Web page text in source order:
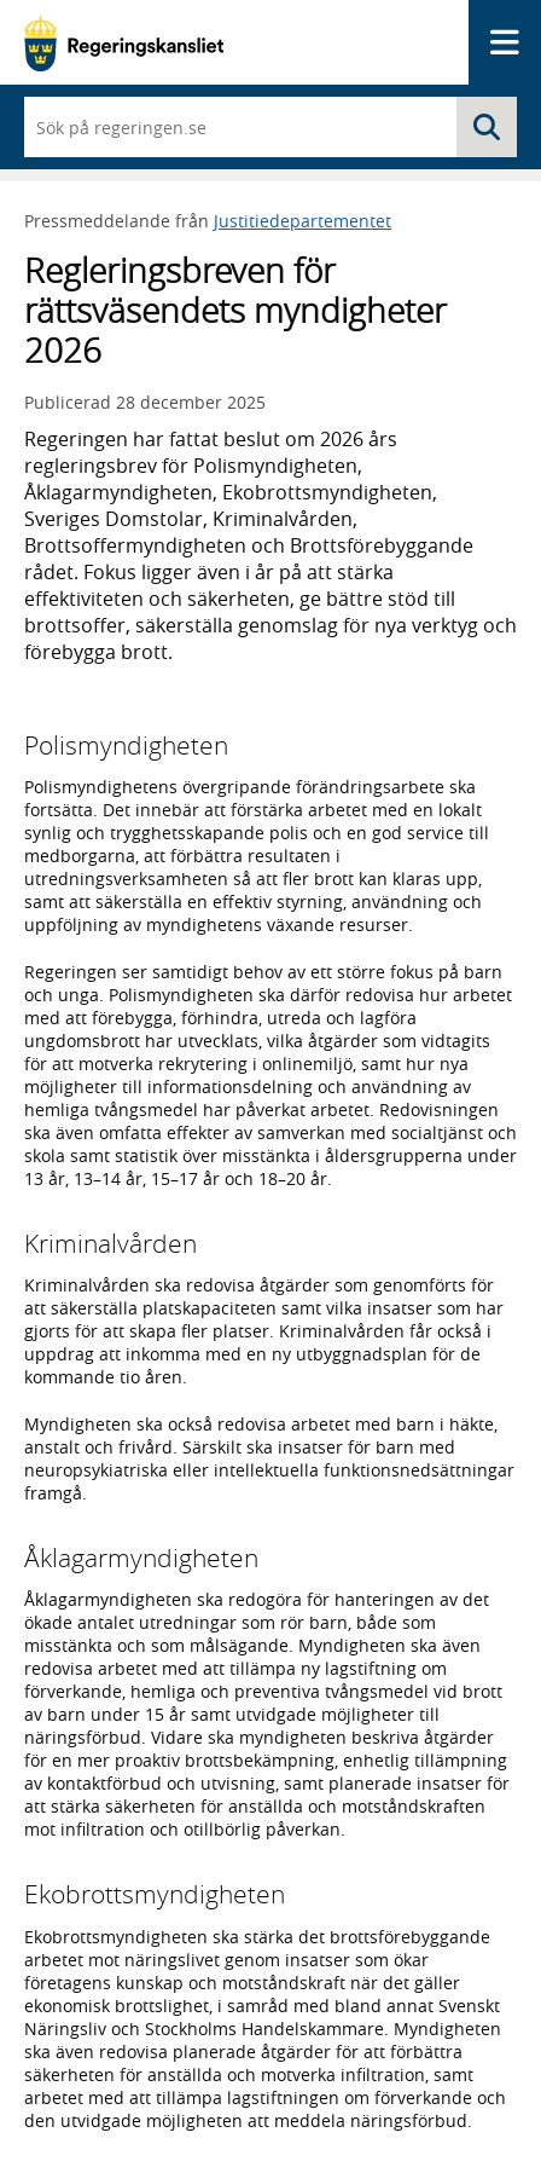
du
börjar
skriva
framträder
lista
med
sökförslag
Pressmeddelande från Justitiedepartementet
Regleringsbreven för
rättsväsendets myndigheter
2026
Publicerad 28 december 2025
Regeringen har fattat beslut om 2026 års
regleringsbrev för Polismyndigheten,
Åklagarmyndigheten, Ekobrottsmyndigheten,
Sveriges Domstolar, Kriminalvården,
Brottsoffermyndigheten och Brottsförebyggande
rådet. Fokus ligger även i år på att stärka
effektiviteten och säkerheten, ge bättre stöd till
brottsoffer, säkerställa genomslag för nya verktyg och
förebygga brott.
Polismyndigheten
Polismyndighetens övergripande förändringsarbete ska
fortsätta. Det innebär att förstärka arbetet med en lokalt
synlig och trygghetsskapande polis och en god service till
medborgarna, att förbättra resultaten i
utredningsverksamheten så att fler brott kan klaras upp,
samt att säkerställa en effektiv styrning, användning och
uppföljning av myndighetens växande resurser.
Regeringen ser samtidigt behov av ett större fokus på barn
och unga. Polismyndigheten ska därför redovisa hur arbetet
med att förebygga, förhindra, utreda och lagföra
ungdomsbrott har utvecklats, vilka åtgärder som vidtagits
för att motverka rekrytering i onlinemiljö, samt hur nya
möjligheter till informationsdelning och användning av
hemliga tvångsmedel har påverkat arbetet. Redovisningen
ska även omfatta effekter av samverkan med socialtjänst och
skola samt statistik över misstänkta i åldersgrupperna under
13 år, 13–14 år, 15–17 år och 18–20 år.
Kriminalvården
Kriminalvården ska redovisa åtgärder som genomförts för
att säkerställa platskapaciteten samt vilka insatser som har
gjorts för att skapa fler platser. Kriminalvården får också i
uppdrag att inkomma med en ny utbyggnadsplan för de
kommande tio åren.
Myndigheten ska också redovisa arbetet med barn i häkte,
anstalt och frivård. Särskilt ska insatser för barn med
neuropsykiatriska eller intellektuella funktionsnedsättningar
framgå.
Åklagarmyndigheten
Åklagarmyndigheten ska redogöra för hanteringen av det
ökade antalet utredningar som rör barn, både som
misstänkta och som målsägande. Myndigheten ska även
redovisa arbetet med att tillämpa ny lagstiftning om
förverkande, hemliga och preventiva tvångsmedel vid brott
av barn under 15 år samt utvidgade möjligheter till
näringsförbud. Vidare ska myndigheten beskriva åtgärder
för en mer proaktiv brottsbekämpning, enhetlig tillämpning
av kontaktförbud och utvisning, samt planerade insatser för
att stärka säkerheten för anställda och motståndskraften
mot infiltration och otillbörlig påverkan.
Ekobrottsmyndigheten
Ekobrottsmyndigheten ska stärka det brottsförebyggande
arbetet mot näringslivet genom insatser som ökar
företagens kunskap och motståndskraft när det gäller
ekonomisk brottslighet, i samråd med bland annat Svenskt
Näringsliv och Stockholms Handelskammare. Myndigheten
ska även redovisa planerade åtgärder för att förbättra
säkerheten för anställda och motverka infiltration, samt
arbetet med att tillämpa lagstiftningen om förverkande och
den utvidgade möjligheten att meddela näringsförbud.